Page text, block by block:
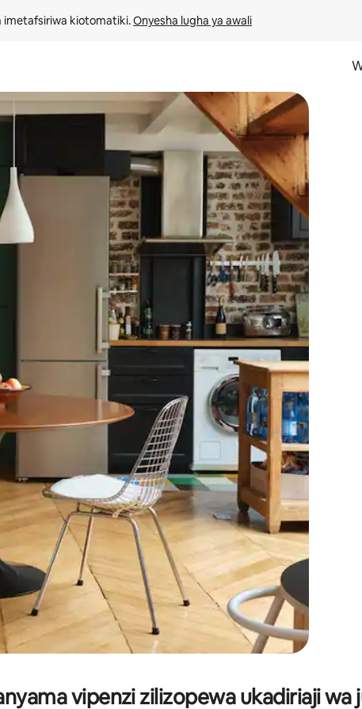
imetafsiriwa kiotomatiki. Onyesha lugha ya awali
na chini au uchunguze kwa kugusa au kutelezesha kidole kwenye
vipenzi zilizopewa ukadiriaji wa